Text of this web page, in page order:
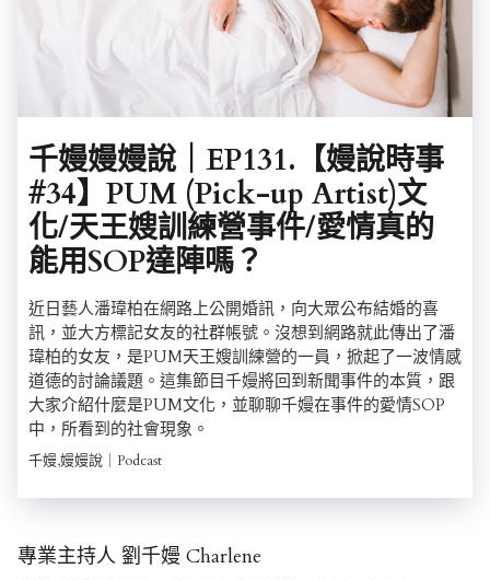
千嫚嫚嫚說｜EP131.【嫚說時事
#34】PUM (Pick-up Artist)文
化/天王嫂訓練營事件/愛情真的
能用SOP達陣嗎？
近日藝人潘瑋柏在網路上公開婚訊，向大眾公布結婚的喜
訊，並大方標記女友的社群帳號。沒想到網路就此傳出了潘
瑋柏的女友，是PUM天王嫂訓練營的一員，掀起了一波情感
道德的討論議題。這集節目千嫚將回到新聞事件的本質，跟
大家介紹什麼是PUM文化，並聊聊千嫚在事件的愛情SOP
中，所看到的社會現象。
千嫚,嫚嫚說｜Podcast
專業主持人 劉千嫚 Charlene